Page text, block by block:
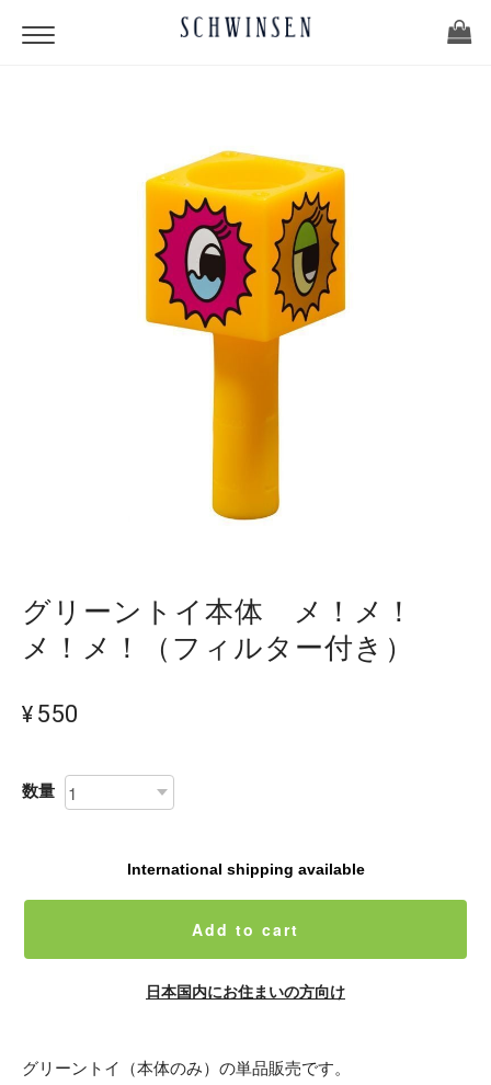
グリーントイ本体 メ！メ！
メ！メ！（フィルター付き）
¥550
数量
International shipping available
Add to cart
日本国内にお住まいの方向け
グリーントイ（本体のみ）の単品販売です。